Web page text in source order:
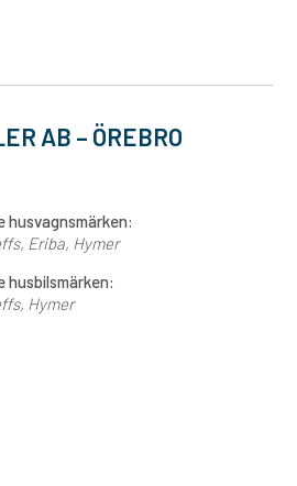
AB – ÖREBRO
husvagnsmärken:
Eriba Hymer
husbilsmärken:
Hymer